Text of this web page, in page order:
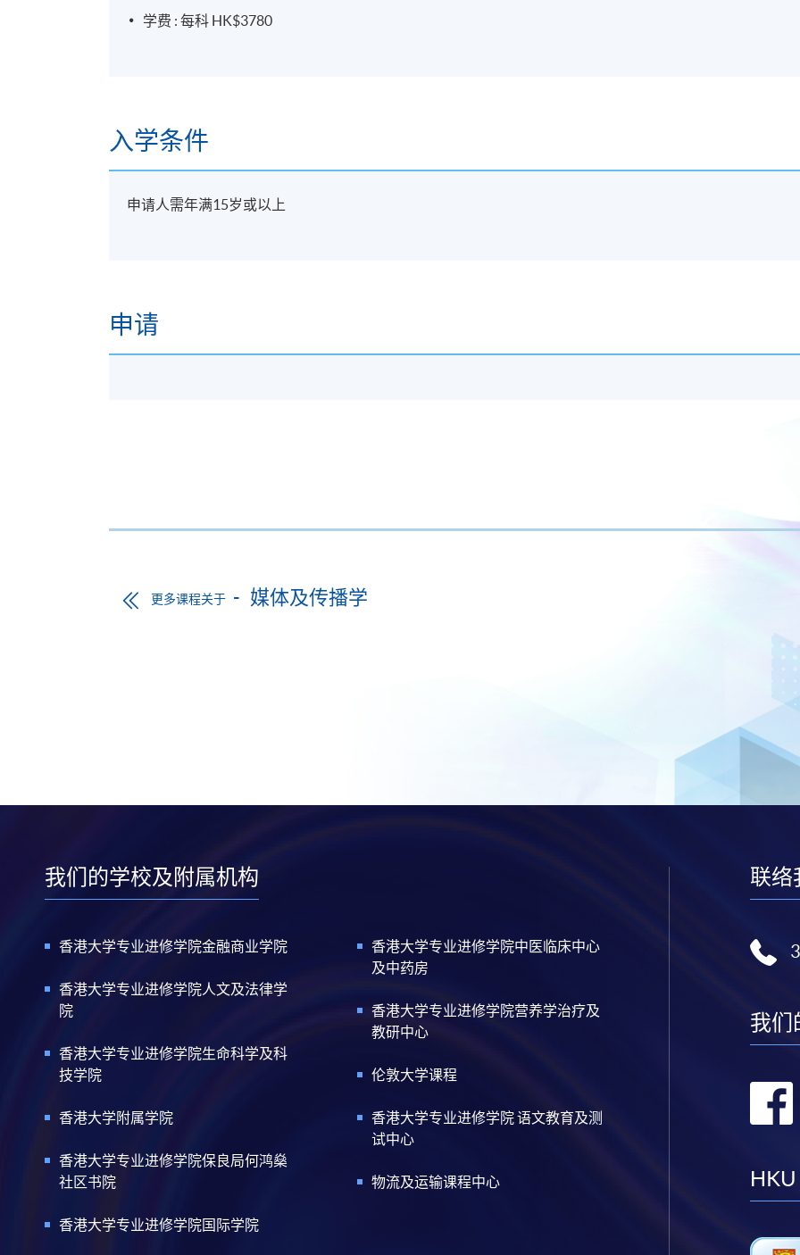
学费 : 每科 HK$3780
入学条件
申请人需年满15岁或以上
申请
更多课程关于 媒体及传播学
我们的学校及附属机构
香港大学专业进修学院金融商业学院
香港大学专业进修学院人文及法律学
院
香港大学专业进修学院生命科学及科
技学院
香港大学附属学院
香港大学专业进修学院保良局何鸿燊
社区书院
香港大学专业进修学院国际学院
香港大学专业进修学院中医临床中心
及中药房
香港大学专业进修学院营养学治疗及
教研中心
伦敦大学课程
香港大学专业进修学院 语文教育及测
试中心
物流及运输课程中心
联络
我们
HKU